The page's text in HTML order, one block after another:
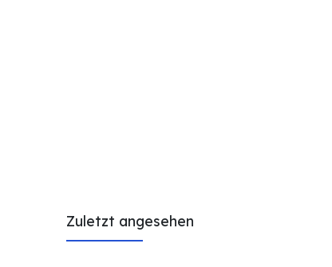
Zuletzt angesehen